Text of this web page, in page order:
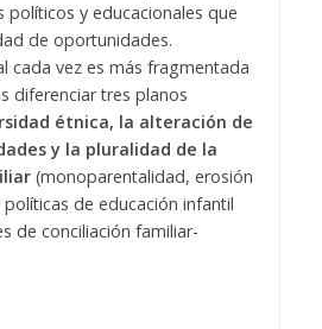
políticos y educacionales que
de oportunidades.
cada vez es más fragmentada
diferenciar tres planos
étnica, la alteración de
y la pluralidad de la
(monoparentalidad, erosión
de educación infantil
de conciliación familiar-